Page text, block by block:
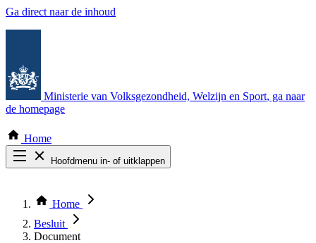
Ga direct naar de inhoud
Ministerie van Volksgezondheid, Welzijn en Sport, ga naar
de homepage
Home
Hoofdmenu in- of uitklappen
Thema COVID-19
Bekijk per bestuursorgaan
Home
Besluit
Document